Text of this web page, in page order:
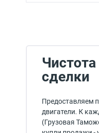
Чистота
сделки
Предоставляем
двигатели. К
(Грузовая